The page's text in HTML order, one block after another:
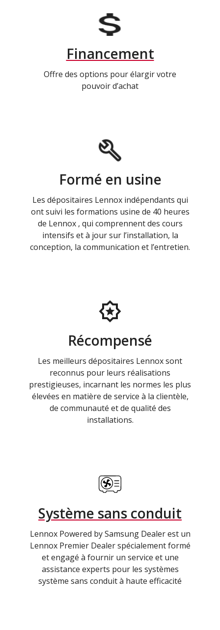
Financement
Offre des options pour élargir votre
pouvoir d’achat
Formé en usine
Les dépositaires Lennox indépendants qui
ont suivi les formations usine de 40 heures
de Lennox , qui comprennent des cours
intensifs et à jour sur l’installation, la
conception, la communication et l’entretien.
Récompensé
Les meilleurs dépositaires Lennox sont
reconnus pour leurs réalisations
prestigieuses, incarnant les normes les plus
élevées en matière de service à la clientèle,
de communauté et de qualité des
installations.
Système sans conduit
Lennox Powered by Samsung Dealer est un
Lennox Premier Dealer spécialement formé
et engagé à fournir un service et une
assistance experts pour les systèmes
système sans conduit à haute efficacité